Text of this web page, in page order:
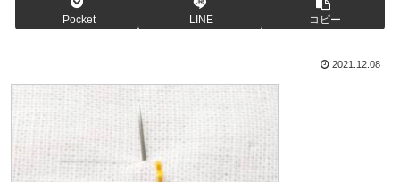
Pocket LINE コピー
2021.12.08